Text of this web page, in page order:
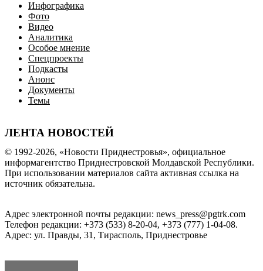
Инфографика
Фото
Видео
Аналитика
Особое мнение
Спецпроекты
Подкасты
Анонс
Документы
Темы
ЛЕНТА НОВОСТЕЙ
© 1992-2026, «Новости Приднестровья», официальное
информагентство Приднестровской Молдавской Республики.
При использовании материалов сайта активная ссылка на
источник обязательна.
Адрес электронной почты редакции: news_press@pgtrk.com
Телефон редакции: +373 (533) 8-20-04, +373 (777) 1-04-08.
Адрес: ул. Правды, 31, Тирасполь, Приднестровье